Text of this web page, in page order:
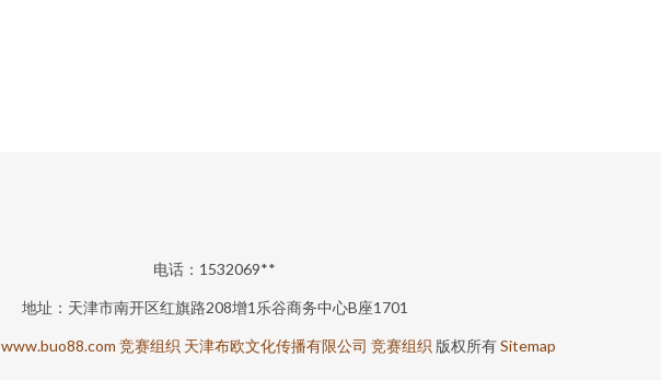
电话：1532069**
地址：天津市南开区红旗路208增1乐谷商务中心B座1701
www.buo88.com 竞赛组织 天津布欧文化传播有限公司 竞赛组织 版权所有Sitemap